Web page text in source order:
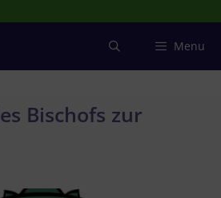
Menu
Bischofs zur